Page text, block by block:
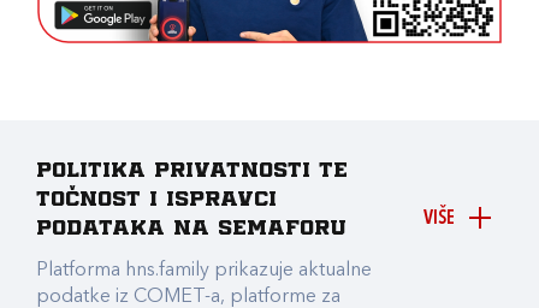
VIŠE
Politika privatnosti te
točnost i ispravci
podataka na Semaforu
Platforma hns.family prikazuje aktualne
podatke iz COMET-a, platforme za